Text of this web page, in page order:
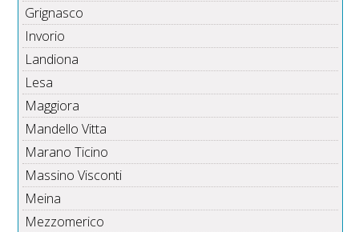
Grignasco
Invorio
Landiona
Lesa
Maggiora
Mandello Vitta
Marano Ticino
Massino Visconti
Meina
Mezzomerico